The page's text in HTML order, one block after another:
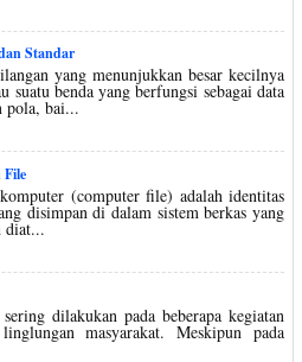
Standar
yang menunjukkan besar kecilnya
suatu benda yang berfungsi sebagai data
pola, bai...
File
(computer file) adalah identitas
disimpan di dalam sistem berkas yang
diat...
dilakukan pada beberapa kegiatan
masyarakat. Meskipun pada